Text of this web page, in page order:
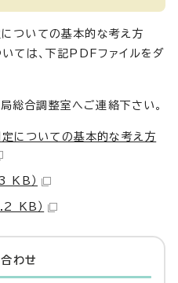
についての基本的な考え方
いては、下記PDFファイルをダ
総合調整室へご連絡下さい。
定についての基本的な考え方
KB）
KB）
わせ